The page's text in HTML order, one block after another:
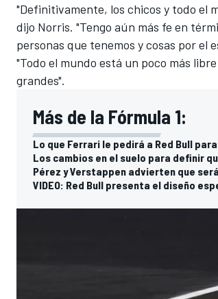
"Definitivamente, los chicos y todo el
dijo Norris. "Tengo aún más fe en
personas que tenemos y cosas por el
"Todo el mundo está un poco más
grandes".
Más de la Fórmula 1:
Lo que Ferrari le pedirá a Red Bull
Los cambios en el suelo para definir
Pérez y Verstappen advierten que
VIDEO: Red Bull presenta el diseño